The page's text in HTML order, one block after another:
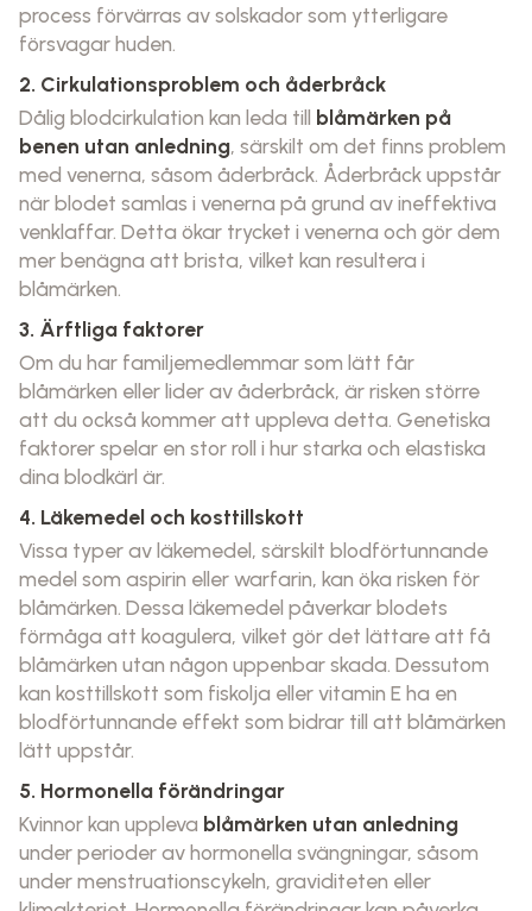
process förvärras av solskador som ytterligare
försvagar huden.
2. Cirkulationsproblem och åderbråck
Dålig blodcirkulation kan leda till blåmärken på
benen utan anledning, särskilt om det finns problem
med venerna, såsom åderbråck. Åderbråck uppstår
när blodet samlas i venerna på grund av ineffektiva
venklaffar. Detta ökar trycket i venerna och gör dem
mer benägna att brista, vilket kan resultera i
blåmärken.
3. Ärftliga faktorer
Om du har familjemedlemmar som lätt får
blåmärken eller lider av åderbråck, är risken större
att du också kommer att uppleva detta. Genetiska
faktorer spelar en stor roll i hur starka och elastiska
dina blodkärl är.
4. Läkemedel och kosttillskott
Vissa typer av läkemedel, särskilt blodförtunnande
medel som aspirin eller warfarin, kan öka risken för
blåmärken. Dessa läkemedel påverkar blodets
förmåga att koagulera, vilket gör det lättare att få
blåmärken utan någon uppenbar skada. Dessutom
kan kosttillskott som fiskolja eller vitamin E ha en
blodförtunnande effekt som bidrar till att blåmärken
lätt uppstår.
5. Hormonella förändringar
Kvinnor kan uppleva blåmärken utan anledning
under perioder av hormonella svängningar, såsom
under menstruationscykeln, graviditeten eller